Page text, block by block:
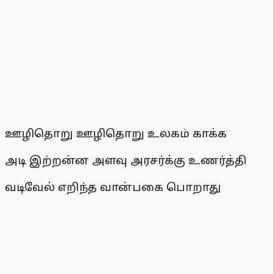
ஊழிதொறு ஊழிதொறு உலகம் காக்க
அடி இற்றன்ன அளவு அரசர்க்கு உணர்த்தி
வடிவேல் எறிந்த வான்பகை பொறாது